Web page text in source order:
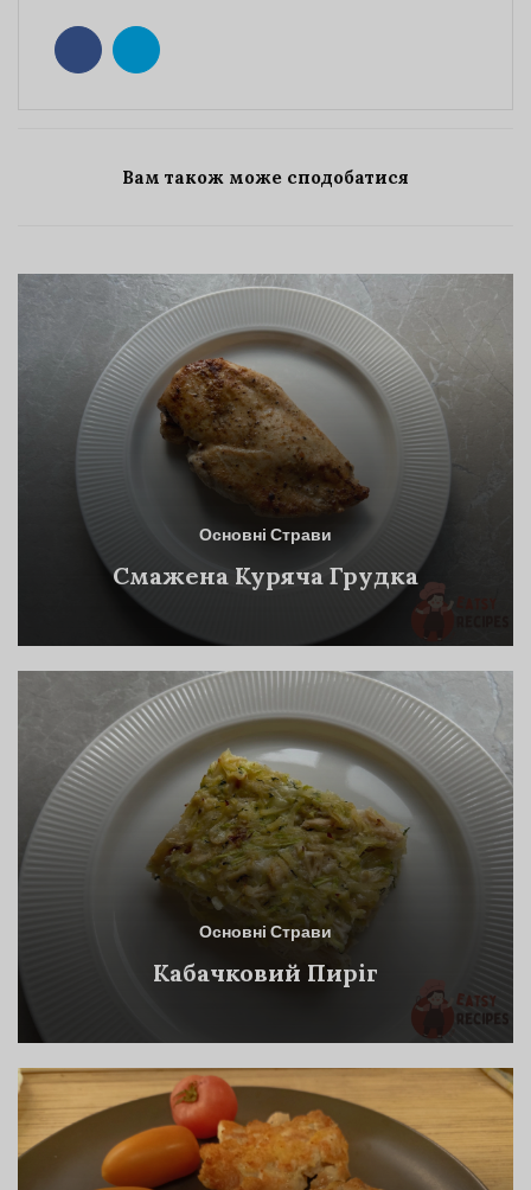
Вам також може сподобатися
Основні Страви
Смажена Куряча Грудка
Основні Страви
Кабачковий Пиріг